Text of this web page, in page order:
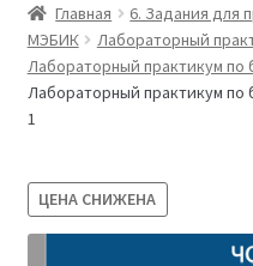
Контакты
Магазин
Политика
Главная
6. Задания для
МЭБИК
Лабораторный
Лабораторный практикум по
Лабораторный практикум по
1
ЦЕНА СНИЖЕНА